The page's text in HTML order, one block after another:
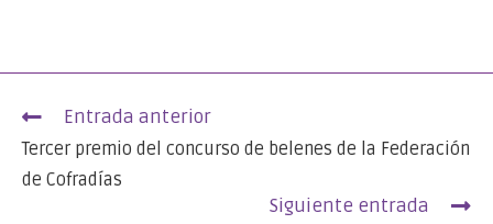
Entrada anterior
Tercer premio del concurso de belenes de la Federación
de Cofradías
Siguiente entrada